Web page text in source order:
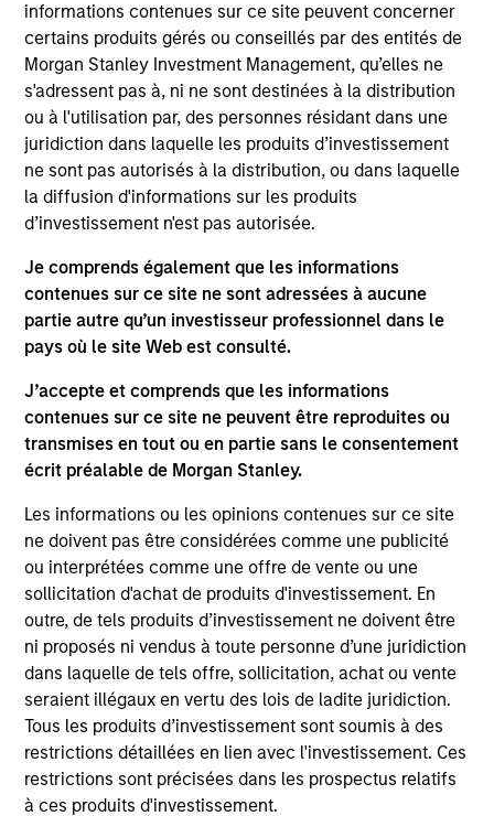
informations contenues sur ce site peuvent concerner
certains produits gérés ou conseillés par des entités de
Morgan Stanley Investment Management, qu’elles ne
s'adressent pas à, ni ne sont destinées à la distribution
ou à l'utilisation par, des personnes résidant dans une
juridiction dans laquelle les produits d’investissement
ne sont pas autorisés à la distribution, ou dans laquelle
la diffusion d'informations sur les produits
d’investissement n'est pas autorisée.
Je comprends également que les informations
contenues sur ce site ne sont adressées à aucune
partie autre qu’un investisseur professionnel dans le
pays où le site Web est consulté.
J’accepte et comprends que les informations
contenues sur ce site ne peuvent être reproduites ou
transmises en tout ou en partie sans le consentement
écrit préalable de Morgan Stanley.
Les informations ou les opinions contenues sur ce site
ne doivent pas être considérées comme une publicité
ou interprétées comme une offre de vente ou une
sollicitation d'achat de produits d'investissement. En
outre, de tels produits d’investissement ne doivent être
ni proposés ni vendus à toute personne d’une juridiction
dans laquelle de tels offre, sollicitation, achat ou vente
seraient illégaux en vertu des lois de ladite juridiction.
Tous les produits d’investissement sont soumis à des
restrictions détaillées en lien avec l'investissement. Ces
restrictions sont précisées dans les prospectus relatifs
à ces produits d'investissement.
As of July 25, 2025. The above is provided for informational
and educational purposes only. There is no guarantee that
the investment mentioned resulted in positive performance
(for realized holdings), or will perform well in the future (for
current holdings). The trademarks and service marks above
are the property of their respective owners. The information
on this website has not been authorized, sponsored, or
links shown here, you agree that you are navigating to a
third party site. We are providing these hyperlinks to you
only as a convenience and the inclusion of any hyperlink is
not and does not imply any endorsement, approval,
investigation, verification or monitoring by us of any
shall we be responsible for the information contained on
the site or your use of such site.
Morgan Stanley
Morgan Stanley Careers